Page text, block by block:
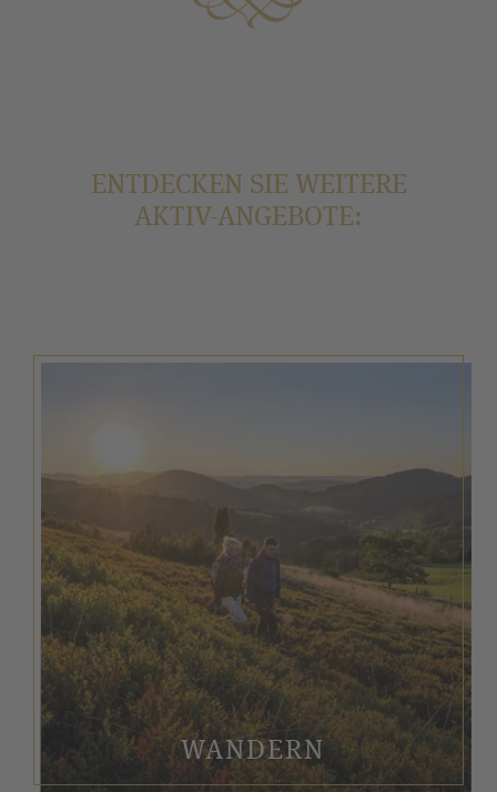
ENTDECKEN SIE WEITERE
AKTIV-ANGEBOTE:
WANDERN